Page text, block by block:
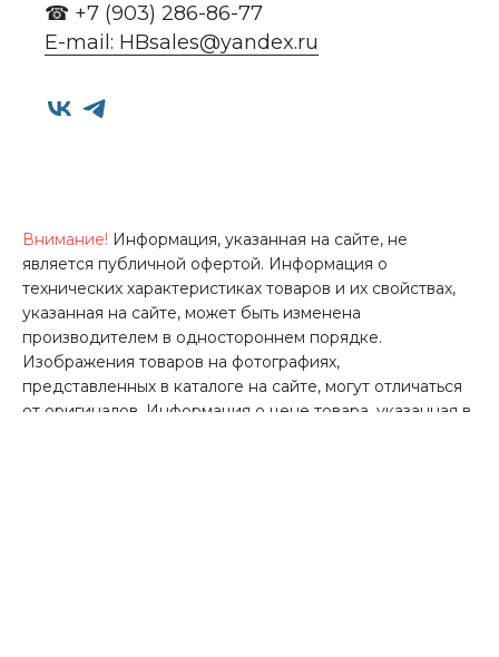
☎ +7 (903) 286-86-77
E-mail: HBsales@yandex.ru
Внимание! Информация, указанная на сайте, не
является публичной офертой. Информация о
технических характеристиках товаров и их свойствах,
указанная на сайте, может быть изменена
производителем в одностороннем порядке.
Изображения товаров на фотографиях,
представленных в каталоге на сайте, могут отличаться
от оригиналов. Информация о цене товара, указанная в